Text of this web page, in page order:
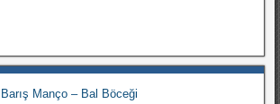
Barış Manço – Bal Böceği